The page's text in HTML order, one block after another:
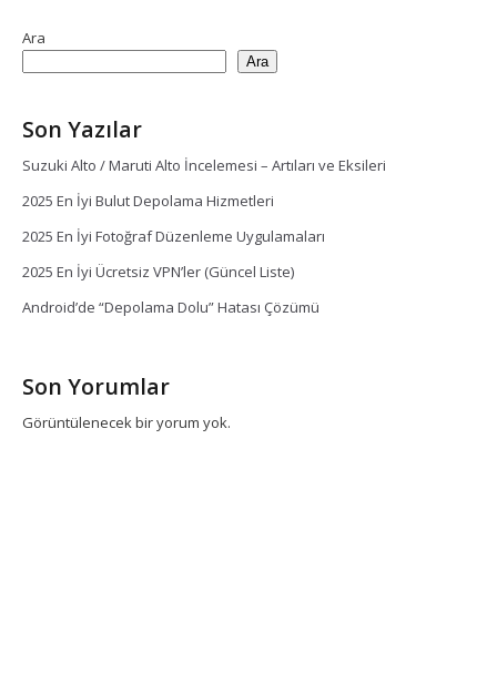
Ara
Ara
Son Yazılar
Suzuki Alto / Maruti Alto İncelemesi – Artıları ve Eksileri
2025 En İyi Bulut Depolama Hizmetleri
2025 En İyi Fotoğraf Düzenleme Uygulamaları
2025 En İyi Ücretsiz VPN’ler (Güncel Liste)
Android’de “Depolama Dolu” Hatası Çözümü
Son Yorumlar
Görüntülenecek bir yorum yok.